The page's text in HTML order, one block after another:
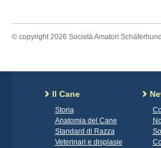
© copyright 2026 Società Amatori
Il Cane
Storia
Anatomia del Cane
Standard di Razza
Veterinari e displasie